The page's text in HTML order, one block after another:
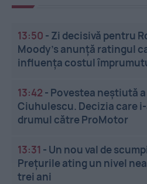
13:50 - Zi decisivă pentru
Moody’s anunță ratingul
influența costul
13:42 - Povestea neștiută
Ciuhulescu. Decizia care
drumul către ProMotor
13:31 - Un nou val de
Prețurile ating un nivel
trei ani